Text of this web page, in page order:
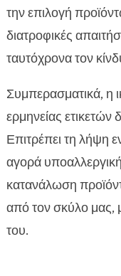
την επιλογή
διατροφικές
ταυτόχρονα τον
Συμπερασματικά, η
ερμηνείας ετικετών
Επιτρέπει τη λήψη
αγορά
κατανάλωση
από τον σκύλο μας,
του.